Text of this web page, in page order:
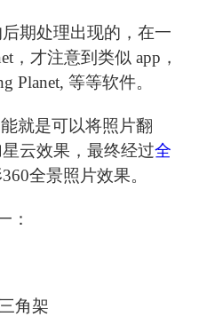
期处理出现的，在一
，才注意到类似 app，
Planet, 等等软件。
就是可以将照片翻
云效果，最终经过全
全景照片效果。
：
角架